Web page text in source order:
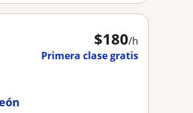
$180/h
Primera clase gratis